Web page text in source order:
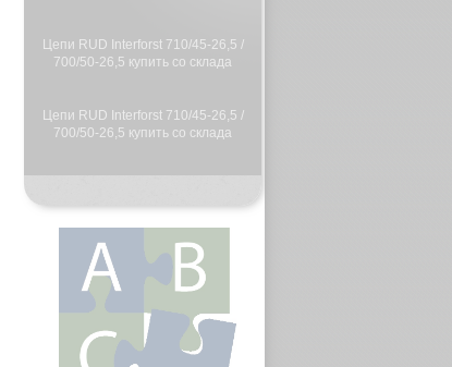
Цепи RUD Interforst 710/45-26,5 /
700/50-26,5 купить со склада
Цепи RUD Interforst 710/45-26,5 /
700/50-26,5 купить со склада
Гусеницы для лесных машин